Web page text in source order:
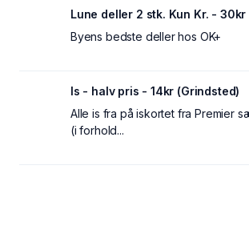
Lune deller 2 stk. Kun Kr. -
Byens bedste deller hos OK+
Is - halv pris - 14kr (Grindsted)
Alle is fra på iskortet fra Premier
(i forhold...